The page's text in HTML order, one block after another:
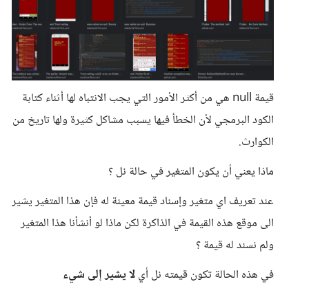
قيمة null هي من أكثر الأمور التي يجب الانتباه لها أثناء كتابة
الكود البرمجي لأن الخطأ فيها يسبب مشاكل كثيرة ولها تاريخ من
الكوارث.
ماذا يعني أن يكون المتغير في حالة نل ؟
عند تعريف اي متغير وإسناد قيمة معينة له فإن هذا المتغير يشير
الى موقع هذه القيمة في الذاكرة لكن ماذا لو أنشأنا هذا المتغير
ولم نسند له قيمة ؟
في هذه الحالة تكون قيمته نل أيلا يشير إلى شيء